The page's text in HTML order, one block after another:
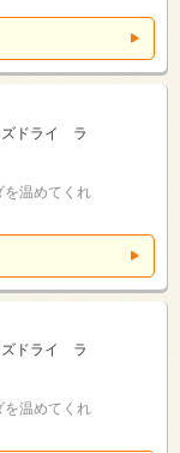
ドライ ラ
を温めてくれ
ドライ ラ
を温めてくれ